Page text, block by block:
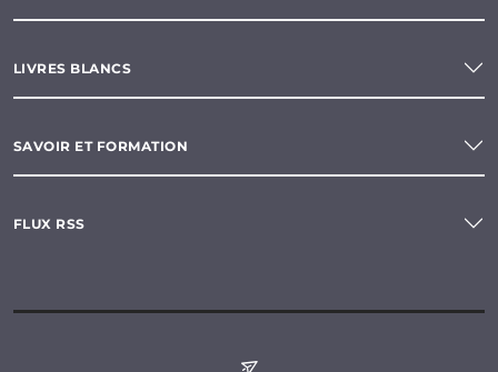
LIVRES BLANCS
SAVOIR ET FORMATION
FLUX RSS